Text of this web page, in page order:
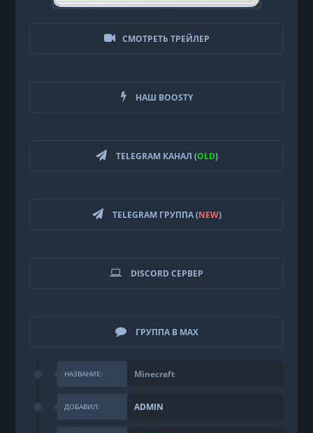
СМОТРЕТЬ ТРЕЙЛЕР
НАШ BOOSTY
TELEGRAM КАНАЛ (OLD)
TELEGRAM ГРУППА (NEW)
DISCORD СЕРВЕР
ГРУППА В MAX
НАЗВАНИЕ: Minecraft
ДОБАВИЛ: ADMIN